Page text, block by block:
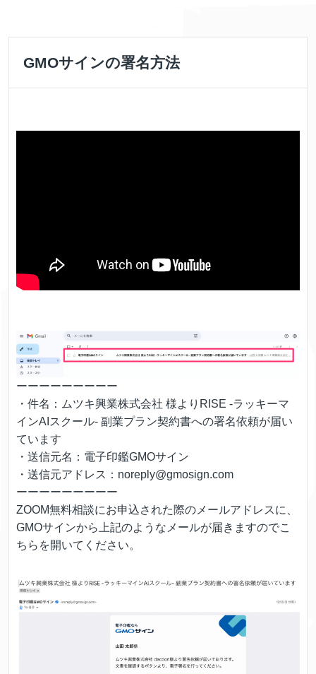
GMOサインの署名方法
ーーーーーーーーー
・件名：ムツキ興業株式会社 様よりRISE -ラッキーマ
インAIスクール- 副業プラン契約書への署名依頼が届い
ています
・送信元名：電子印鑑GMOサイン
・送信元アドレス：noreply@gmosign.com
ーーーーーーーーー
ZOOM無料相談にお申込された際のメールアドレスに、
GMOサインから上記のようなメールが届きますのでこ
ちらを開いてください。